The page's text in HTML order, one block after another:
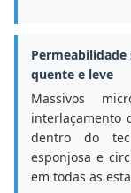
quente e leve
Massivos
interlaçamento
dentro do
esponjosa e
em todas as